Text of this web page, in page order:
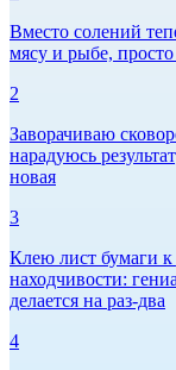
Вместо солений
мясу и рыбе,
2
Заворачиваю
нарадуюсь
новая
3
Клею лист бумаги к
находчивости:
делается на раз-два
4